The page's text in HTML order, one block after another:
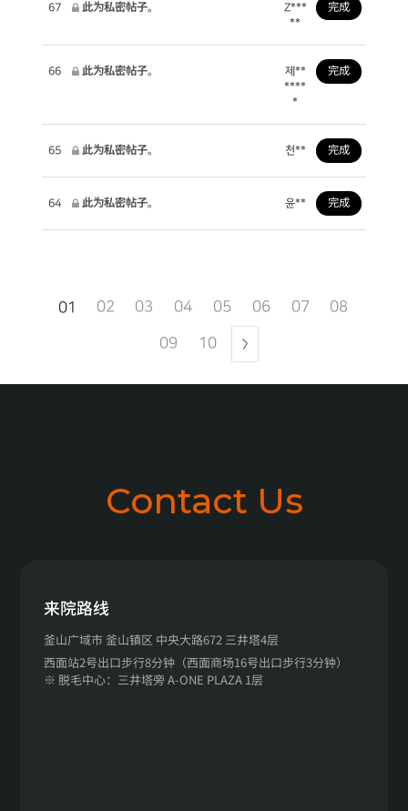
67 此为私密帖子。 Z***
**
完成
66 此为私密帖子。 제**
****
*
完成
65 此为私密帖子。 천** 完成
64 此为私密帖子。 윤** 完成
01 02 03 04 05 06 07 08
09 10
Contact Us
来院路线
釜山广域市 釜山镇区 中央大路672 三井塔4层
西面站2号出口步行8分钟（西面商场16号出口步行3分钟）
※ 脱毛中心：三井塔旁 A-ONE PLAZA 1层